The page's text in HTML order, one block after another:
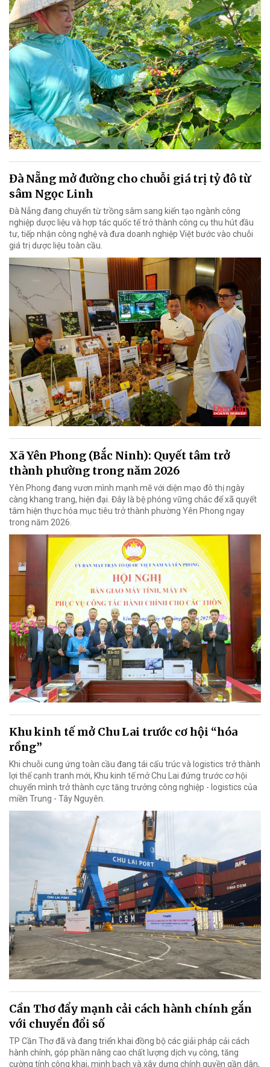
Đà Nẵng mở đường cho chuỗi giá trị tỷ đô từ
sâm Ngọc Linh
Đà Nẵng đang chuyển từ trồng sâm sang kiến tạo ngành công
nghiệp dược liệu và hợp tác quốc tế trở thành công cụ thu hút đầu
tư, tiếp nhận công nghệ và đưa doanh nghiệp Việt bước vào chuỗi
giá trị dược liệu toàn cầu.
Xã Yên Phong (Bắc Ninh): Quyết tâm trở
thành phường trong năm 2026
Yên Phong đang vươn mình mạnh mẽ với diện mạo đô thị ngày
càng khang trang, hiện đại. Đây là bệ phóng vững chắc để xã quyết
tâm hiện thực hóa mục tiêu trở thành phường Yên Phong ngay
trong năm 2026.
Khu kinh tế mở Chu Lai trước cơ hội “hóa
rồng”
Khi chuỗi cung ứng toàn cầu đang tái cấu trúc và logistics trở thành
lợi thế cạnh tranh mới, Khu kinh tế mở Chu Lai đứng trước cơ hội
chuyển mình trở thành cực tăng trưởng công nghiệp - logistics của
miền Trung - Tây Nguyên.
Cần Thơ đẩy mạnh cải cách hành chính gắn
với chuyển đổi số
TP Cần Thơ đã và đang triển khai đồng bộ các giải pháp cải cách
hành chính, góp phần nâng cao chất lượng dịch vụ công, tăng
cường tính công khai, minh bạch và xây dựng chính quyền gần dân,